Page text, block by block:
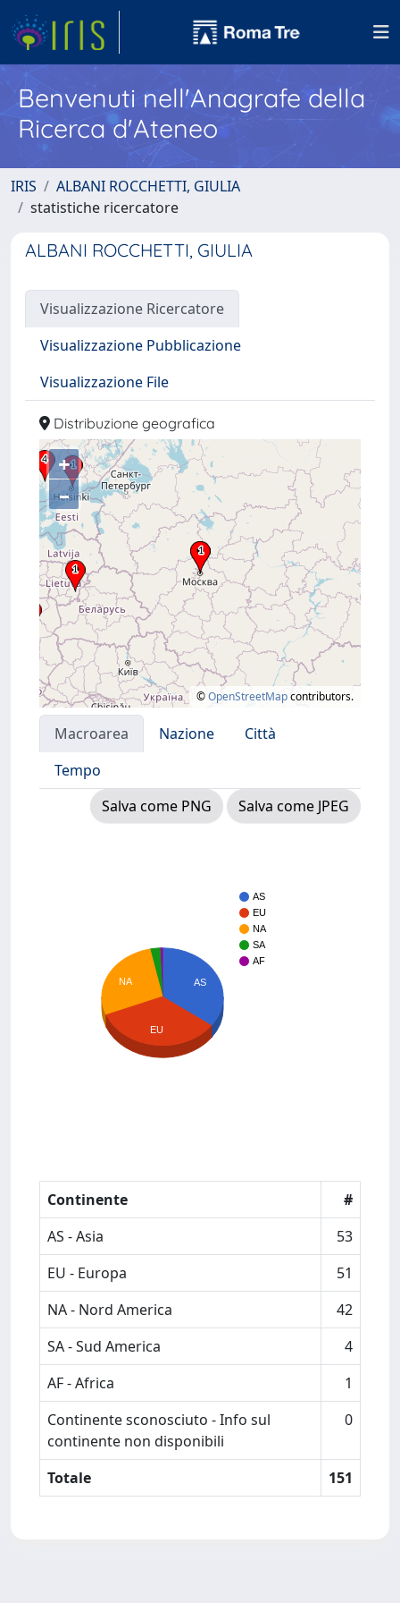
Benvenuti nell'Anagrafe della
Ricerca d'Ateneo
IRIS
ALBANI ROCCHETTI, GIULIA
statistiche ricercatore
ALBANI ROCCHETTI, GIULIA
Visualizzazione Ricercatore
Visualizzazione Pubblicazione
Visualizzazione File
Distribuzione geografica
+
–
©OpenStreetMapcontributors.
Macroarea Nazione
Città
Tempo
Salva come PNG
Salva come JPEG
AS
EU
NA
SA
AF
AS
NA
EU
Continente
#
AS - Asia
53
EU - Europa
51
NA - Nord America
42
SA - Sud America
4
AF - Africa
1
Continente sconosciuto - Info sul
continente non disponibili
0
Totale 151